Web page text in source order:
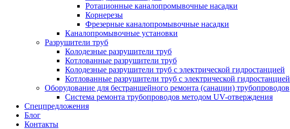
Ротационные каналопромывочные насадки
Корнерезы
Фрезерные каналопромывочные насадки
Каналопромывочные установки
Разрушители труб
Колодезные разрушители труб
Котлованные разрушители труб
Колодезные разрушители труб с электрической гидростанцией
Котлованные разрушители труб с электрической гидростанцией
Оборудование для бестраншейного ремонта (санации) трубопроводов
Система ремонта трубопроводов методом UV-отверждения
Спецпредложения
Блог
Контакты